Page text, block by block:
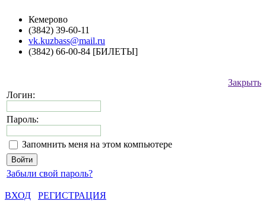
Кемерово
(3842) 39-60-11
vk.kuzbass@mail.ru
(3842) 66-00-84 [БИЛЕТЫ]
Закрыть
Логин:
Пароль:
Запомнить меня на этом компьютере
Забыли свой пароль?
ВХОД
РЕГИСТРАЦИЯ